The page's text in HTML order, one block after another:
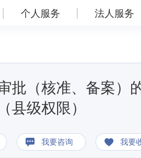
个人服务 法人服务
批（核准、备案）
县级权限）
我要咨询 我要